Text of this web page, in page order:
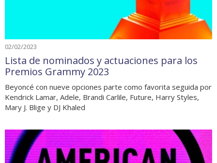
02/02/2023
Lista de nominados y actuaciones para los
Premios Grammy 2023
Beyoncé con nueve opciones parte como favorita seguida por
Kendrick Lamar, Adele, Brandi Carlile, Future, Harry Styles,
Mary J. Blige y DJ Khaled